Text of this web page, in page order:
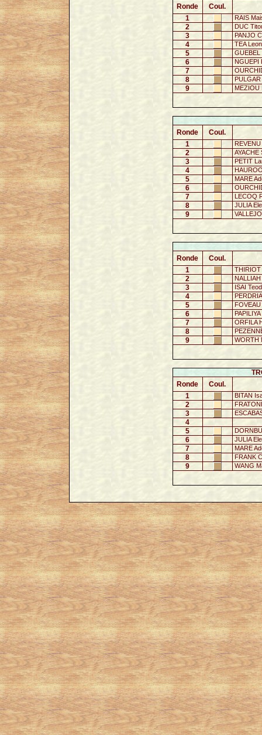
Ronde
Coul.
1
RAIS
2 DUC
3 PANJO
4 TEA
5 GUEBEL
6 NGUEPI
7
8
9 MEZIOU
Ronde
Coul.
1
2 AYACHE
3 PETIT
4
5 MARE
6
7 LECOQ
8 JULIA
9
Ronde
Coul.
1
THIRIOT
2 NALLIAH
3 ISAI
4
5
6
7 ORFILA
8
9 WORTH
Ronde
Coul.
1
BITAN
2
3
4
5
6 JULIA
7 MARE
8 FRANK
9 WANG